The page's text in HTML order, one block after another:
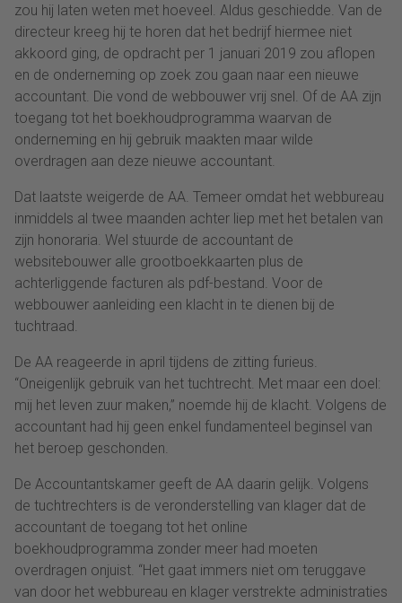
zou hij laten weten met hoeveel. Aldus geschiedde. Van de
directeur kreeg hij te horen dat het bedrijf hiermee niet
akkoord ging, de opdracht per 1 januari 2019 zou aflopen
en de onderneming op zoek zou gaan naar een nieuwe
accountant. Die vond de webbouwer vrij snel. Of de AA zijn
toegang tot het boekhoudprogramma waarvan de
onderneming en hij gebruik maakten maar wilde
overdragen aan deze nieuwe accountant.
Dat laatste weigerde de AA. Temeer omdat het webbureau
inmiddels al twee maanden achter liep met het betalen van
zijn honoraria. Wel stuurde de accountant de
websitebouwer alle grootboekkaarten plus de
achterliggende facturen als pdf-bestand. Voor de
webbouwer aanleiding een klacht in te dienen bij de
tuchtraad.
De AA reageerde in april tijdens de zitting furieus.
“Oneigenlijk gebruik van het tuchtrecht. Met maar een doel:
mij het leven zuur maken,” noemde hij de klacht. Volgens de
accountant had hij geen enkel fundamenteel beginsel van
het beroep geschonden.
De Accountantskamer geeft de AA daarin gelijk. Volgens
de tuchtrechters is de veronderstelling van klager dat de
accountant de toegang tot het online
boekhoudprogramma zonder meer had moeten
overdragen onjuist. “Het gaat immers niet om teruggave
van door het webbureau en klager verstrekte administraties